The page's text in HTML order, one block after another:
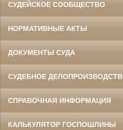
СУДЕЙСКОЕ СООБЩЕСТВО
НОРМАТИВНЫЕ АКТЫ
ДОКУМЕНТЫ СУДА
СУДЕБНОЕ
СПРАВОЧНАЯ ИНФОРМАЦИЯ
КАЛЬКУЛЯТОР ГОСПОШЛИНЫ